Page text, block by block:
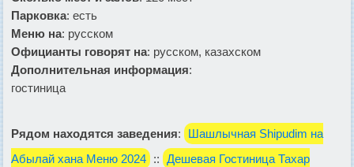
Парковка: есть
Меню на: русском
Официанты говорят на: русском, казахском
Дополнительная информация:
гостиница
Рядом находятся заведения:
Шашлычная Shipudim на
Абылай хана Меню 2024 :: Дешевая Гостиница Тахар